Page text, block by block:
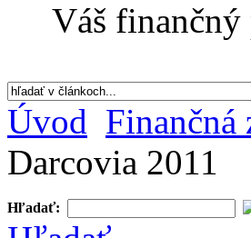
Váš
Úvod Finančná
Darcovia 2011
Hľadať: